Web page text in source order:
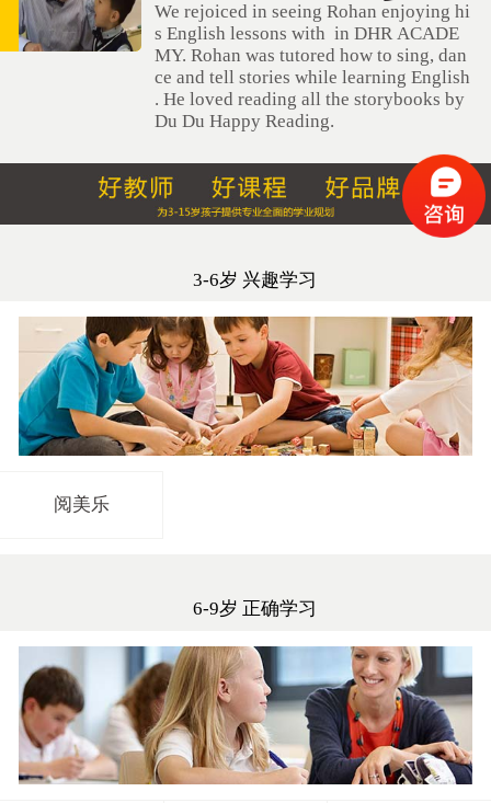
We rejoiced in seeing Rohan enjoying hi
s English lessons with in DHR ACADE
MY. Rohan was tutored how to sing, dan
ce and tell stories while learning English
. He loved reading all the storybooks by
Du Du Happy Reading.
3-6岁 兴趣学习
阅美乐
6-9岁 正确学习